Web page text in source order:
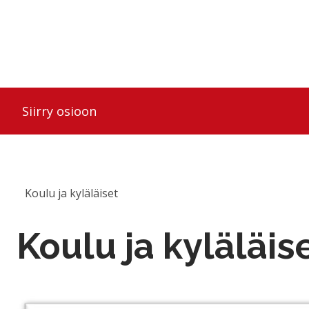
Siirry osioon
Koulu ja kyläläiset
Koulu ja